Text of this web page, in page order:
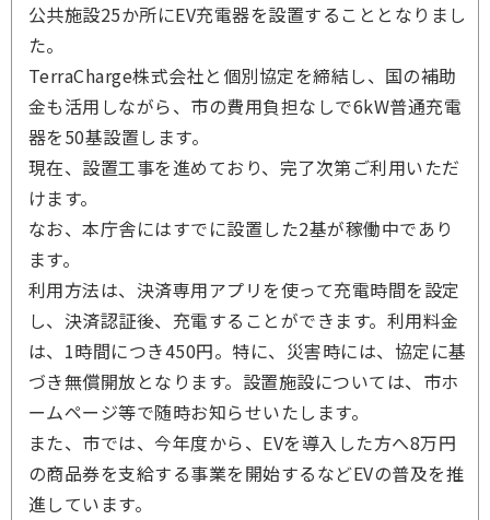
公共施設25か所にEV充電器を設置することとなりまし
た。
TerraCharge株式会社と個別協定を締結し、国の補助
金も活用しながら、市の費用負担なしで6kW普通充電
器を50基設置します。
現在、設置工事を進めており、完了次第ご利用いただ
けます。
なお、本庁舎にはすでに設置した2基が稼働中であり
ます。
利用方法は、決済専用アプリを使って充電時間を設定
し、決済認証後、充電することができます。利用料金
は、1時間につき450円。特に、災害時には、協定に基
づき無償開放となります。設置施設については、市ホ
ームページ等で随時お知らせいたします。
また、市では、今年度から、EVを導入した方へ8万円
の商品券を支給する事業を開始するなどEVの普及を推
進しています。